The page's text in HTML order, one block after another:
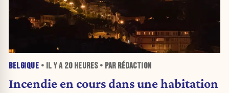
BELGIQUE • IL Y A 20 HEURES• PAR RÉDACTION
Incendie en cours dans une habitation